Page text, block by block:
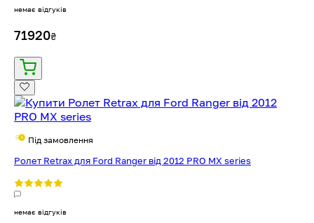
немає відгуків
71920₴
Під замовлення
Ролет Retrax для Ford Ranger від 2012 PRO MX series
немає відгуків